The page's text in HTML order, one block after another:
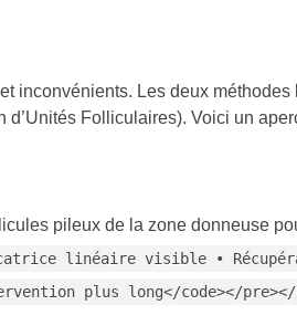
inconvénients. Les deux méthodes
Folliculaires). Voici un
pileux de la zone donneuse
linéaire visible •
plus long</code></pre></